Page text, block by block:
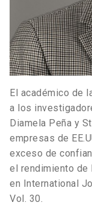
El académico de
a los
Diamela Peña y
empresas de
exceso de
el rendimiento de
en International
Vol. 30.